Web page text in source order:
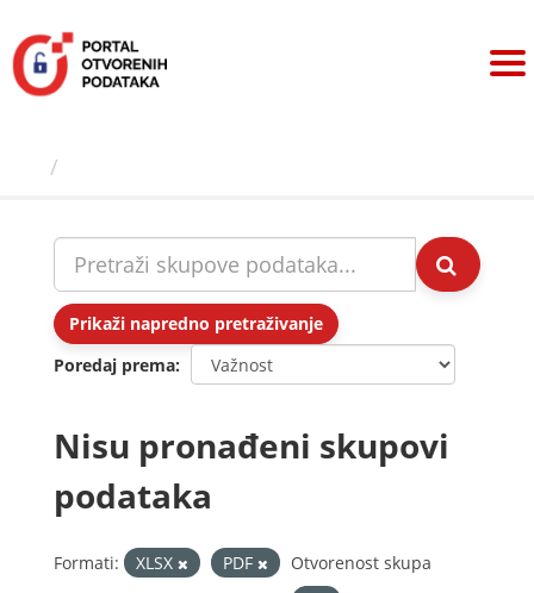
sadržaj
Prikaži napredno pretraživanje
Poredaj prema
Nisu pronađeni skupovi
podataka
Formati: XLSX PDF
Otvorenost skupa